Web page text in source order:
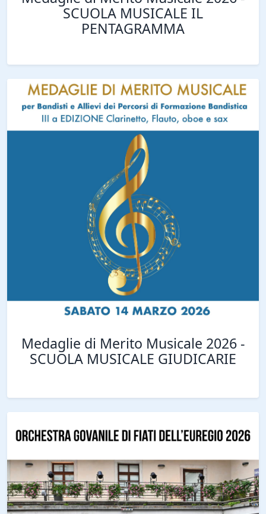
SCUOLA MUSICALE IL
PENTAGRAMMA
Medaglie di Merito Musicale 2026 -
SCUOLA MUSICALE GIUDICARIE